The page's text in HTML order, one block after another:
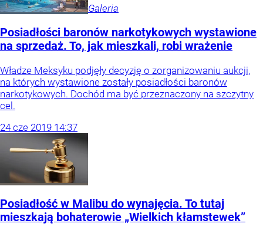
Galeria
Posiadłości baronów narkotykowych wystawione
na sprzedaż. To, jak mieszkali, robi wrażenie
Władze Meksyku podjęły decyzję o zorganizowaniu aukcji,
na których wystawione zostały posiadłości baronów
narkotykowych. Dochód ma być przeznaczony na szczytny
cel.
24 cze 2019 14:37
Posiadłość w Malibu do wynajęcia. To tutaj
mieszkają bohaterowie „Wielkich kłamstewek”